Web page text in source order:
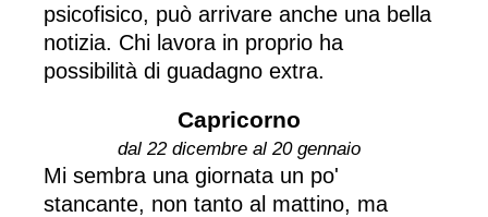
psicofisico, può arrivare anche una bella
notizia. Chi lavora in proprio ha
possibilità di guadagno extra.
Capricorno
dal 22 dicembre al 20 gennaio
Mi sembra una giornata un po'
stancante, non tanto al mattino, ma